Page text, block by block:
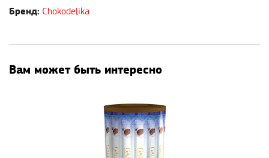
Бренд: Chokodelika
Вам может быть интересно